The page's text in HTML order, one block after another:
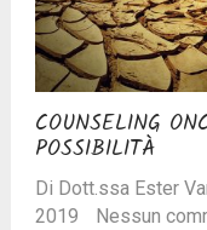
COUNSELING
POSSIBILITÀ
Di Dott.ssa Ester
2019
Nessun